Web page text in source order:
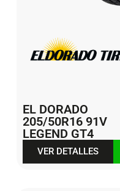
EL DORADO
205/50R16 91V
LEGEND GT4
VER DETALLES